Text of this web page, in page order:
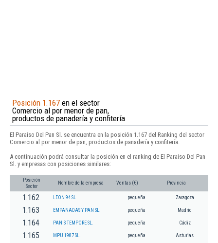
Posición 1.167 en el sector
Comercio al por menor de pan,
productos de panadería y confitería
El Paraiso Del Pan Sl. se encuentra en la posición 1.167 del Ranking del sector
Comercio al por menor de pan, productos de panadería y confitería.
A continuación podrá consultar la posición en el ranking de El Paraiso Del Pan
Sl. y empresas con posiciones similares:
Posición
Sector
Nombre de la empresa Ventas (€) Provincia
1.162 LEON 94 SL pequeña Zaragoza
1.163 EMPANADAS Y PAN SL. pequeña Madrid
1.164 PANIS TEMPORE SL. pequeña Cádiz
1.165 MPU 1987 SL. pequeña Asturias